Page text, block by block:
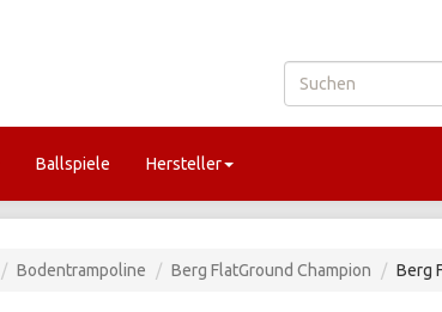
Ballspiele Hersteller
Bodentrampoline Berg FlatGround Champion Berg